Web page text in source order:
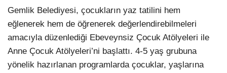
Dribbble
LinkedIn
Gemlik Belediyesi, çocukların yaz tatilini hem
eğlenerek hem de öğrenerek değerlendirebilmeleri
amacıyla düzenlediği Ebeveynsiz Çocuk Atölyeleri ile
Anne Çocuk Atölyeleri’ni başlattı. 4-5 yaş grubuna
yönelik hazırlanan programlarda çocuklar, yaşlarına